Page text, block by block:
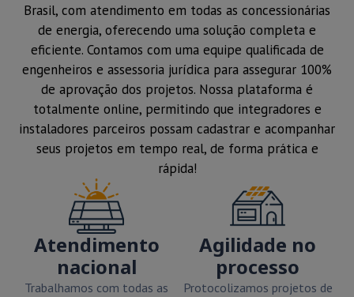
Brasil, com atendimento em todas as concessionárias
de energia, oferecendo uma solução completa e
eficiente. Contamos com uma equipe qualificada de
engenheiros e assessoria jurídica para assegurar 100%
de aprovação dos projetos. Nossa plataforma é
totalmente online, permitindo que integradores e
instaladores parceiros possam cadastrar e acompanhar
seus projetos em tempo real, de forma prática e
rápida!
Atendimento
nacional
Trabalhamos com todas as
Agilidade no
processo
Protocolizamos projetos de